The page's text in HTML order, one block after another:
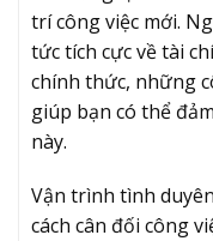
trí công việc mới.
tức tích cực về tài
chính thức, những
giúp bạn có thể
này.
Vận trình tình
cách cân đối công